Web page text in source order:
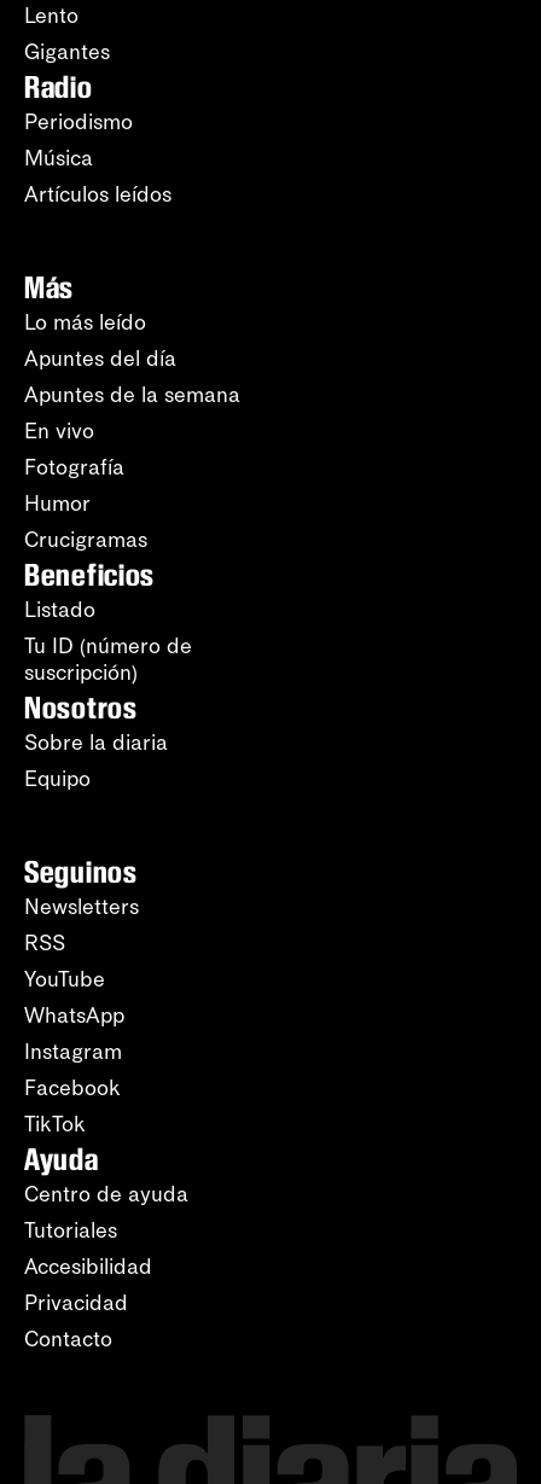
Lento
Gigantes
Radio
Periodismo
Música
Artículos leídos
Más
Lo más leído
Apuntes del día
Apuntes de la semana
En vivo
Fotografía
Humor
Crucigramas
Beneficios
Listado
Tu ID (número de
suscripción)
Nosotros
Sobre la diaria
Equipo
Seguinos
Newsletters
RSS
YouTube
WhatsApp
Instagram
Facebook
TikTok
Ayuda
Centro de ayuda
Tutoriales
Accesibilidad
Privacidad
Contacto